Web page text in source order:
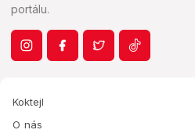
portálu.
Koktejl
O nás